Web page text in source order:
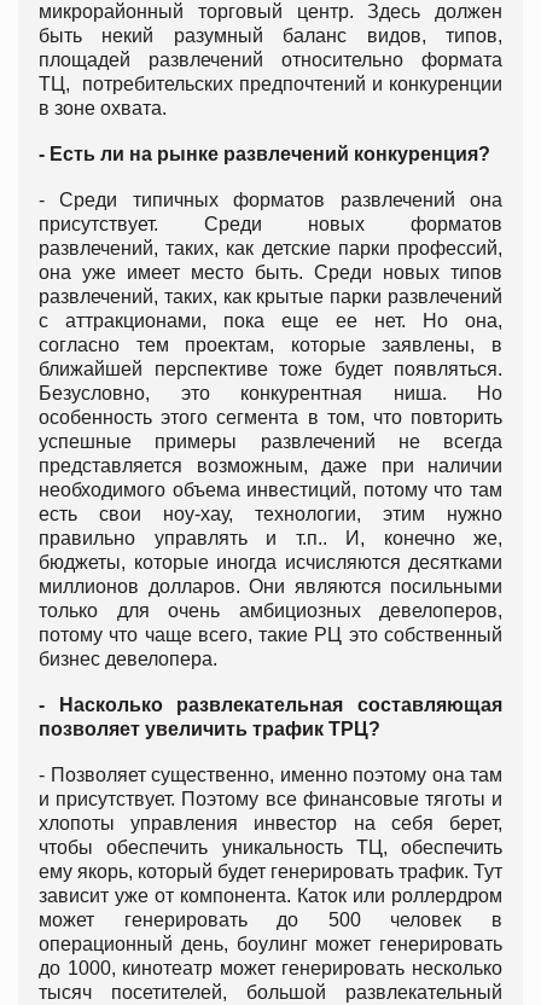
микрорайонный торговый центр. Здесь должен
быть некий разумный баланс видов, типов,
площадей развлечений относительно формата
ТЦ, потребительских предпочтений и конкуренции
в зоне охвата.
- Есть ли на рынке развлечений конкуренция?
- Среди типичных форматов развлечений она
присутствует. Среди новых форматов
развлечений, таких, как детские парки профессий,
она уже имеет место быть. Среди новых типов
развлечений, таких, как крытые парки развлечений
с аттракционами, пока еще ее нет. Но она,
согласно тем проектам, которые заявлены, в
ближайшей перспективе тоже будет появляться.
Безусловно, это конкурентная ниша. Но
особенность этого сегмента в том, что повторить
успешные примеры развлечений не всегда
представляется возможным, даже при наличии
необходимого объема инвестиций, потому что там
есть свои ноу-хау, технологии, этим нужно
правильно управлять и т.п.. И, конечно же,
бюджеты, которые иногда исчисляются десятками
миллионов долларов. Они являются посильными
только для очень амбициозных девелоперов,
потому что чаще всего, такие РЦ это собственный
бизнес девелопера.
- Насколько развлекательная составляющая
позволяет увеличить трафик ТРЦ?
- Позволяет существенно, именно поэтому она там
и присутствует. Поэтому все финансовые тяготы и
хлопоты управления инвестор на себя берет,
чтобы обеспечить уникальность ТЦ, обеспечить
ему якорь, который будет генерировать трафик. Тут
зависит уже от компонента. Каток или роллердром
может генерировать до 500 человек в
операционный день, боулинг может генерировать
до 1000, кинотеатр может генерировать несколько
тысяч посетителей, большой развлекательный